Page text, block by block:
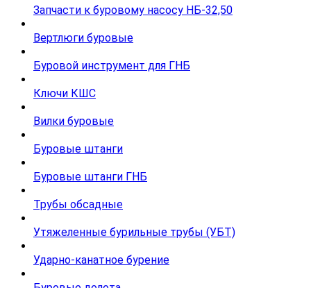
Запчасти к буровому насосу НБ-32,50
Вертлюги буровые
Буровой инструмент для ГНБ
Ключи КШС
Вилки буровые
Буровые штанги
Буровые штанги ГНБ
Трубы обсадные
Утяжеленные бурильные трубы (УБТ)
Ударно-канатное бурение